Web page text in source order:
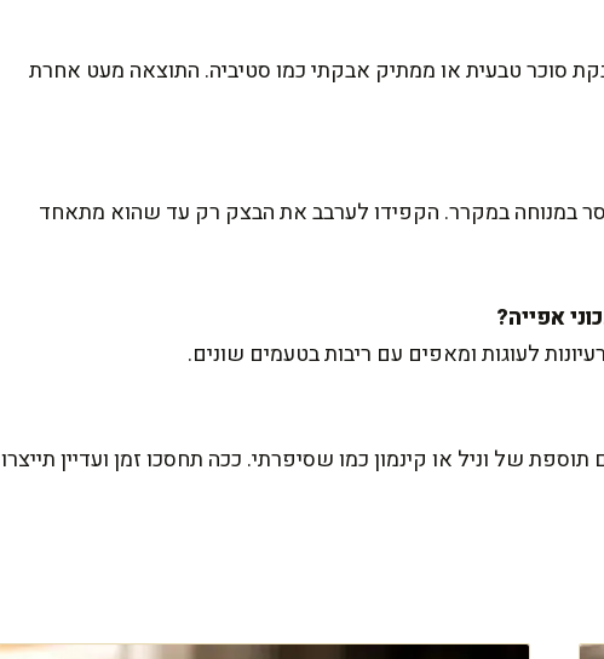
סוכר טבעית או ממתיק אבקתי כמו סטיביה. התוצאה מעט אחרת
במנוחה במקרר. הקפידו לערבב את הבצק רק עד שהוא מתאחד
לעוגות ומאפים עם ריבות בטעמים שונים.
של וניל או קינמון כמו שסיפרתי. ככה תחסכו זמן ועדיין תייצרו